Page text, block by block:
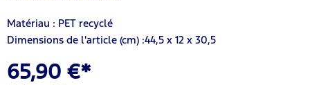
Matériau : PET recyclé
Dimensions de l'article (cm) :44,5 x 12 x 30,5
65,90 €*